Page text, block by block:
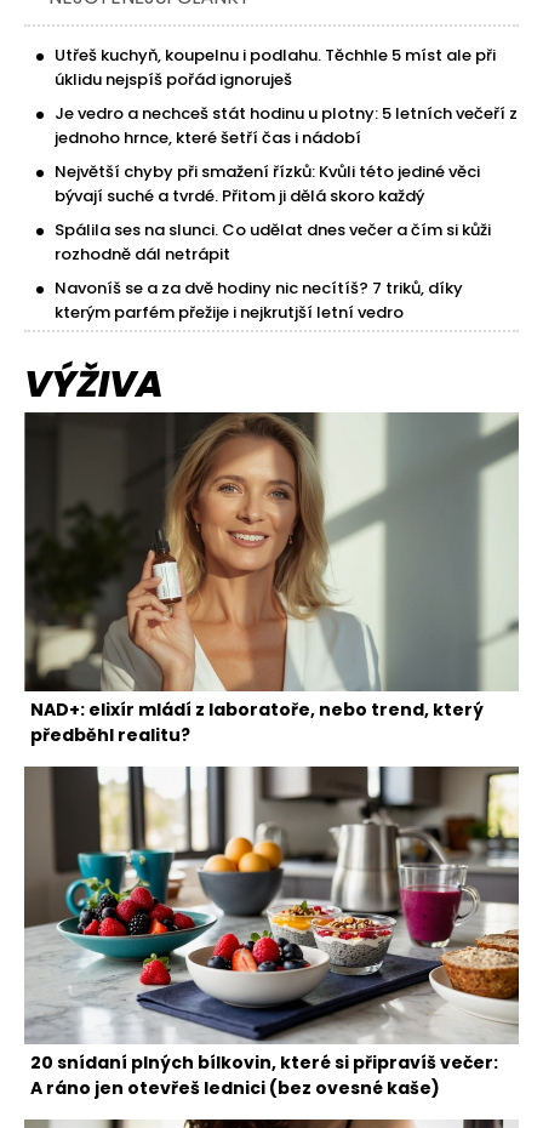
Utřeš kuchyň, koupelnu i podlahu. Těchhle 5 míst ale při
úklidu nejspíš pořád ignoruješ
Je vedro a nechceš stát hodinu u plotny: 5 letních večeří z
jednoho hrnce, které šetří čas i nádobí
Největší chyby při smažení řízků: Kvůli této jediné věci
bývají suché a tvrdé. Přitom ji dělá skoro každý
Spálila ses na slunci. Co udělat dnes večer a čím si kůži
rozhodně dál netrápit
Navoníš se a za dvě hodiny nic necítíš? 7 triků, díky
kterým parfém přežije i nejkrutjší letní vedro
VÝŽIVA
NAD+: elixír mládí z laboratoře, nebo trend, který
předběhl realitu?
20 snídaní plných bílkovin, které si připravíš večer:
A ráno jen otevřeš lednici (bez ovesné kaše)